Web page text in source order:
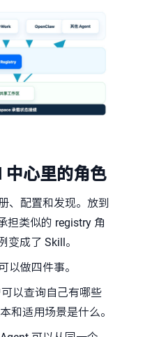
中心里的角色
、配置和发现。放到
担类似的 registry 角
变成了 Skill。
以做四件事。
以查询自己有哪些
和适用场景是什么。